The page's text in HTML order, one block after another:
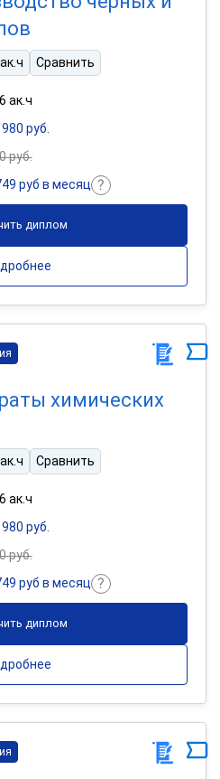
Сравнить
ак.ч
руб.
руб.
руб в месяц
диплом
химических
Сравнить
ак.ч
руб.
руб.
руб в месяц
диплом